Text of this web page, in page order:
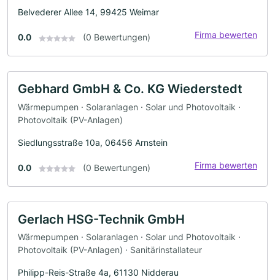
Belvederer Allee 14, 99425 Weimar
0.0 (0 Bewertungen) Firma bewerten
Gebhard GmbH & Co. KG Wiederstedt
Wärmepumpen · Solaranlagen · Solar und Photovoltaik ·
Photovoltaik (PV-Anlagen)
Siedlungsstraße 10a, 06456 Arnstein
0.0 (0 Bewertungen) Firma bewerten
Gerlach HSG-Technik GmbH
Wärmepumpen · Solaranlagen · Solar und Photovoltaik ·
Photovoltaik (PV-Anlagen) · Sanitärinstallateur
Philipp-Reis-Straße 4a, 61130 Nidderau